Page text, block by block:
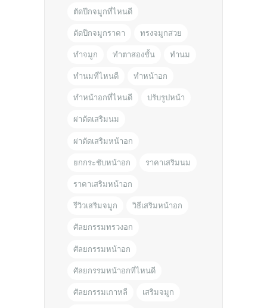
ตัดปีกจมูกที่ไหนดี
ตัดปีกจมูกราคา ทรงจมูกสวย
ทำจมูก ทำตาสองชั้น ทำนม
ทำนมที่ไหนดี ทำหน้าอก
ทำหน้าอกที่ไหนดี ปรับรูปหน้า
ผ่าตัดเสริมนม
ผ่าตัดเสริมหน้าอก
ยกกระชับหน้าอก ราคาเสริมนม
ราคาเสริมหน้าอก
รีวิวเสริมจมูก วิธีเสริมหน้าอก
ศัลยกรรมทรวงอก
ศัลยกรรมหน้าอก
ศัลยกรรมหน้าอกที่ไหนดี
ศัลยกรรมเกาหลี เสริมจมูก